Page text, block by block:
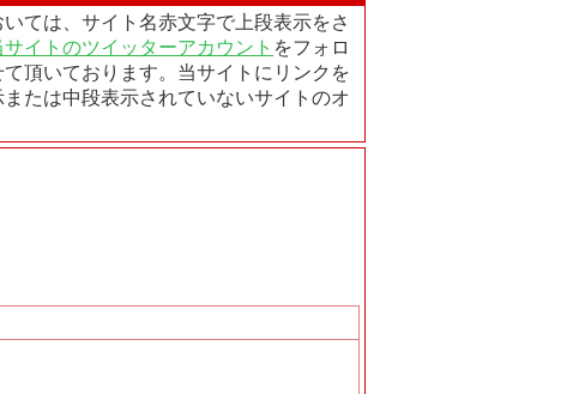
ては、サイト名赤文字で上段表示をさ
サイトのツイッターアカウント をフォロ
頂いております。当サイトにリンクを
たは中段表示されていないサイトのオ